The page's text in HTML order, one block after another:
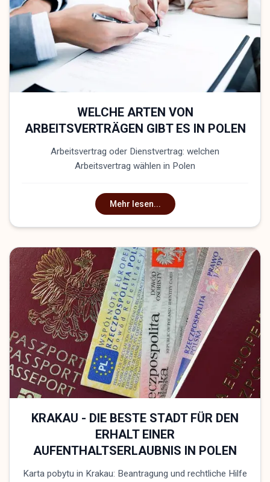
WELCHE ARTEN VON
ARBEITSVERTRÄGEN GIBT ES IN POLEN
Arbeitsvertrag oder Dienstvertrag: welchen
Arbeitsvertrag wählen in Polen
Mehr lesen...
KRAKAU - DIE BESTE STADT FÜR DEN
ERHALT EINER
AUFENTHALTSERLAUBNIS IN POLEN
Karta pobytu in Krakau: Beantragung und rechtliche Hilfe